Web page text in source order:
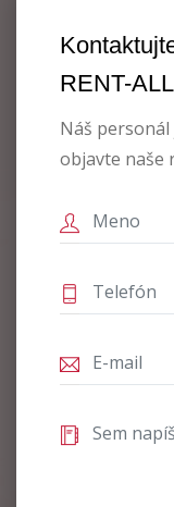
RENT-ALL
Náš
objavte naše